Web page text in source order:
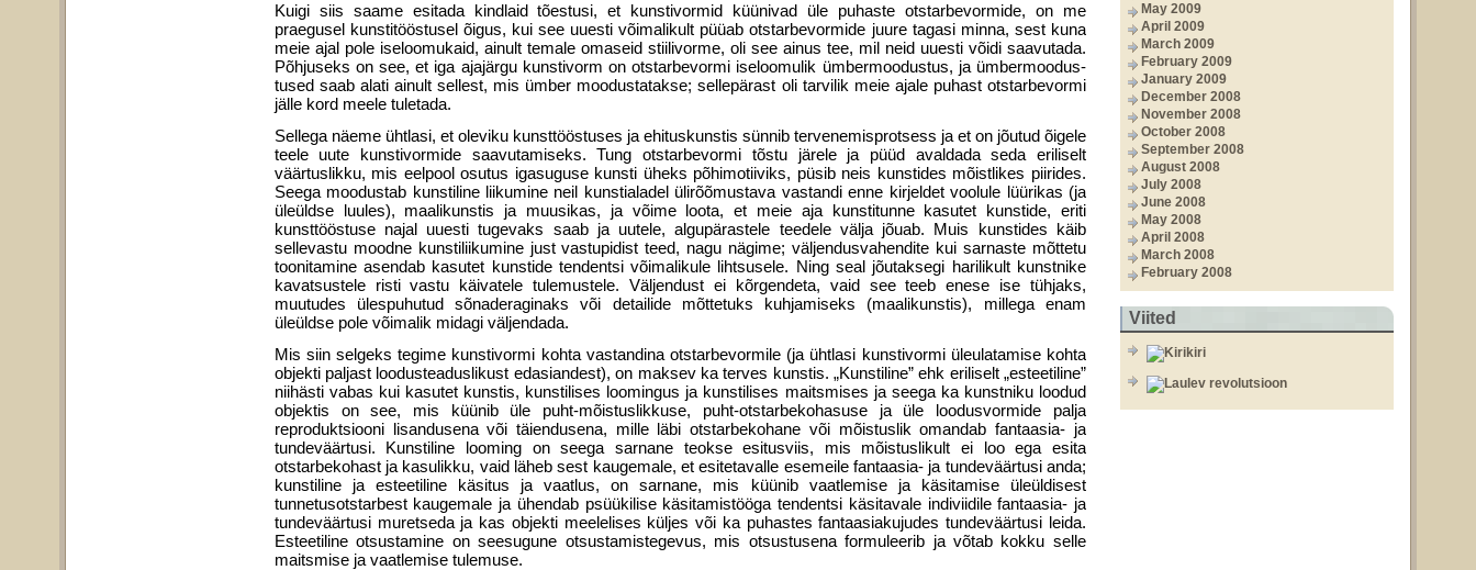
May 2009
April 2009
March 2009
February 2009
January 2009
December 2008
November 2008
October 2008
September 2008
August 2008
July 2008
June 2008
May 2008
April 2008
March 2008
February 2008
Viited
Kuigi siis saame esitada kindlaid tõestusi, et kunsti­vormid küünivad üle puhaste otstarbevormide, on me
praegusel kunstitööstusel õigus, kui see uuesti võima­likult püüab otstarbevormide juure tagasi minna, sest kuna
meie ajal pole iseloomukaid, ainult temale omaseid stiilivorme, oli see ainus tee, mil neid uuesti võidi saavutada.
Põhjuseks on see, et iga ajajärgu kunstivorm on otstarbevormi iseloomulik ümbermoodustus, ja ümbermoodus­
tused saab alati ainult sellest, mis ümber moodustatakse; sellepärast oli tarvilik meie ajale puhast otstarbevormi
jälle kord meele tuletada.
Sellega näeme ühtlasi, et oleviku kunsttööstuses ja ehituskunstis sünnib tervenemisprotsess ja et on jõutud õigele
teele uute kunstivormide saavutamiseks. Tung otstarbevormi tõstu järele ja püüd avaldada seda eriliselt
väärtuslikku, mis eelpool osutus igasuguse kunsti üheks põhimotiiviks, püsib neis kunstides mõistlikes piirides.
Seega moodustab kuns­tiline liikumine neil kunstialadel ülirõõmustava vastandi enne kirjeldet voolule lüürikas (ja
üleüldse luules), maali­kunstis ja muusikas, ja võime loota, et meie aja kunstitunne kasutet kunstide, eriti
kunsttööstuse najal uuesti tugevaks saab ja uutele, algupärastele teedele välja jõuab. Muis kuns­tides käib
sellevastu moodne kunstiliikumine just vastupidist teed, nagu nägime; väljendusvahendite kui sarnaste mõttetu
toonitamine asendab kasutet kunstide tendentsi võimalikule lihtsusele. Ning seal jõutaksegi harilikult kunstnike
kavatsustele risti vastu käivatele tulemustele. Väljendust ei kõrgendeta, vaid see teeb enese ise tühjaks,
muutudes ülespuhutud sõnaderaginaks või detailide mõttetuks kuhja­miseks (maalikunstis), millega enam
üleüldse pole võimalik midagi väljendada.
Mis siin selgeks tegime kunstivormi kohta vastandina otstarbevormile (ja ühtlasi kunstivormi üleulatamise kohta
objekti paljast loodusteaduslikust edasiandest), on maksev ka terves kunstis. „Kunstiline” ehk eriliselt „esteetiline”
niihästi vabas kui kasutet kunstis, kunstilises loomingus ja kunstilises maitsmises ja seega ka kunstniku loodud
objektis on see, mis küünib üle puht-mõistuslikkuse, puht-otstarbekohasuse ja üle loodusvormide palja
reproduktsiooni lisandusena või täiendusena, mille läbi otstarbekohane või mõistuslik omandab fantaasia- ja
tundeväärtusi. Kunstiline looming on seega sarnane teokse esitusviis, mis mõistuslikult ei loo ega esita
otstarbekohast ja kasulikku, vaid läheb sest kaugemale, et esitetavalle esemeile fantaasia- ja tundeväärtusi anda;
kunstiline ja esteetiline käsitus ja vaatlus, on sarnane, mis küünib vaatlemise ja käsitamise üleüldisest
tunnetusotstarbest kaugemale ja ühendab psüükilise käsitamistööga tendentsi käsitavale indiviidile fantaasia- ja
tundeväärtusi muretseda ja kas objekti meelelises küljes või ka puhastes fantaasiakujudes tundeväärtusi leida.
Esteetiline otsustamine on seesugune otsustamistegevus, mis otsustusena formuleerib ja võtab kokku selle
maitsmise ja vaatlemise tulemuse.